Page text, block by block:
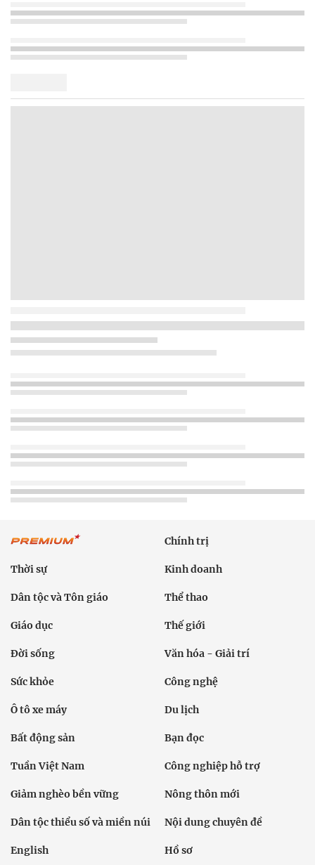
Chính trị
Thời sự Kinh doanh
Dân tộc và Tôn giáo Thể thao
Giáo dục Thế giới
Đời sống Văn hóa - Giải trí
Sức khỏe Công nghệ
Ô tô xe máy Du lịch
Bất động sản Bạn đọc
Tuần Việt Nam Công nghiệp hỗ trợ
Giảm nghèo bền vững Nông thôn mới
Dân tộc thiểu số và miền núi Nội dung chuyên đề
English Hồ sơ